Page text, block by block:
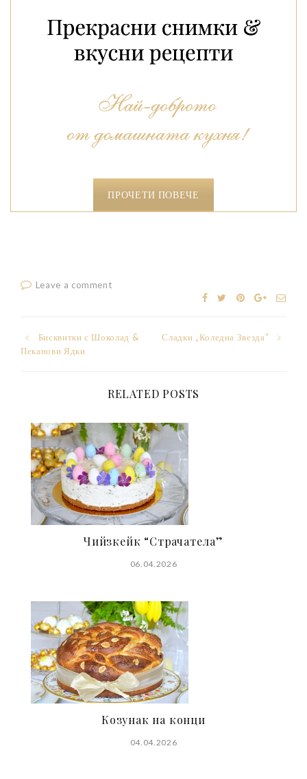
ПРОЧЕТИ ПОВЕЧЕ
Leave a comment
PostБисквитки с Шоколад &
Пеканови Ядки
Сладки „Коледна Звезда“
RELATED POSTS
Чийзкейк “Страчатела”
06.04.2026
Козунак на конци
04.04.2026